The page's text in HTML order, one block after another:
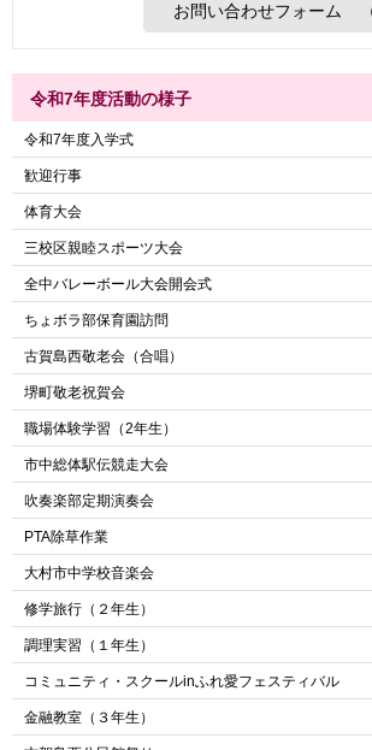
令和7年度活動の様子
令和7年度入学式
歓迎行事
体育大会
三校区親睦スポーツ大会
全中バレーボール大会開会式
ちょボラ部保育園訪問
古賀島西敬老会（合唱）
堺町敬老祝賀会
職場体験学習（2年生）
市中総体駅伝競走大会
吹奏楽部定期演奏会
PTA除草作業
大村市中学校音楽会
修学旅行（２年生）
調理実習（１年生）
コミュニティ・スクールinふれ愛フェスティバル
金融教室（３年生）